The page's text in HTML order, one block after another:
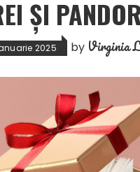
ȘI
2025 by Virginia